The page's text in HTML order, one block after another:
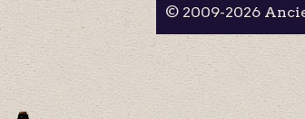
© 2009-2026